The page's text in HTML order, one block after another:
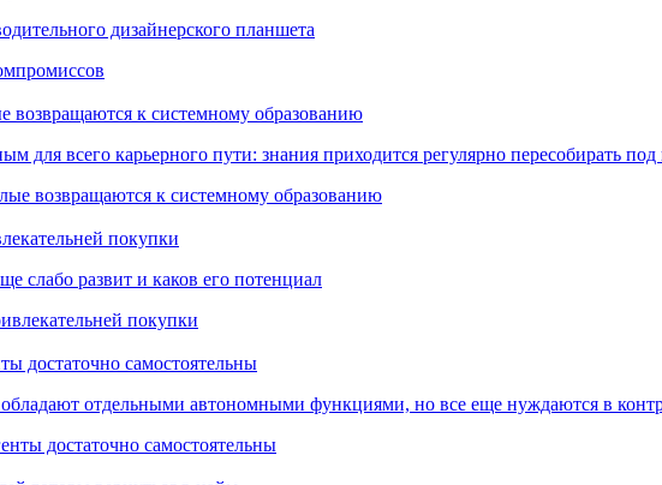
дизайнерского планшета
возвращаются к системному образованию
для всего карьерного пути: знания приходится регулярно пересобирать
покупки
слабо развит и каков его потенциал
достаточно самостоятельны
отдельными автономными функциями, но все еще нуждаются в